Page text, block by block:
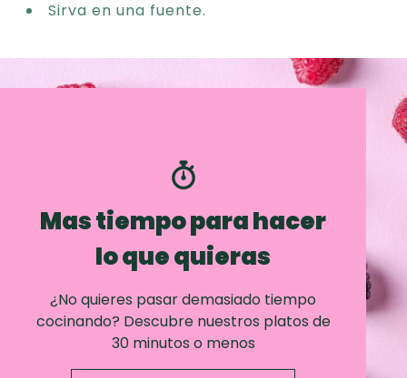
Sirva en una fuente.
Mas tiempo para hacer
lo que quieras
¿No quieres pasar demasiado tiempo
cocinando? Descubre nuestros platos de
30 minutos o menos